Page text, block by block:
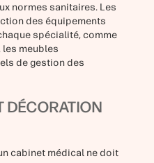
normes sanitaires. Les
des équipements
spécialité, comme
meubles
de gestion des
DÉCORATION
cabinet médical ne doit